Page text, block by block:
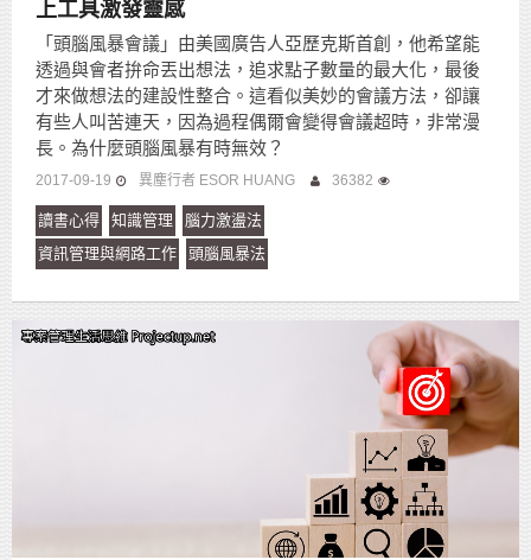
上工具激發靈感
「頭腦風暴會議」由美國廣告人亞歷克斯首創，他希望能
透過與會者拚命丟出想法，追求點子數量的最大化，最後
才來做想法的建設性整合。這看似美妙的會議方法，卻讓
有些人叫苦連天，因為過程偶爾會變得會議超時，非常漫
長。為什麼頭腦風暴有時無效？
2017-09-19 異塵行者 ESOR HUANG 36382
讀書心得 知識管理
腦力激盪法
資訊管理與網路工作
頭腦風暴法